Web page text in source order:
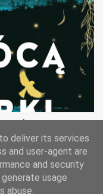
Blogger
deliver its services
and user-agent are
and security
usage
abuse.